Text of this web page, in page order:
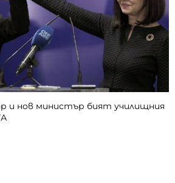
и нов министър бият училищния